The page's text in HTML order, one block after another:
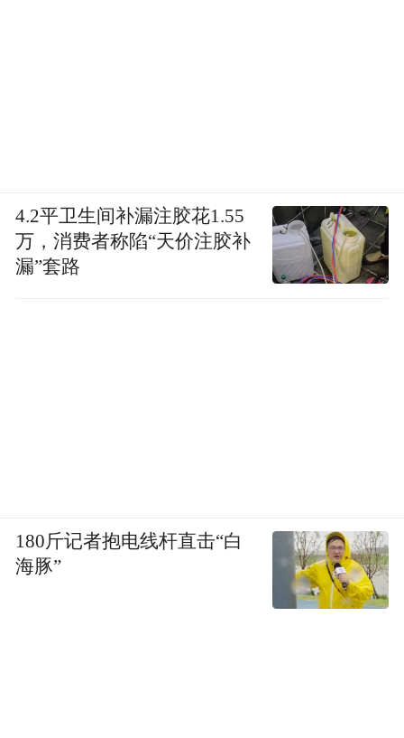
4.2平卫生间补漏注胶花1.55
万，消费者称陷“天价注胶补
漏”套路
180斤记者抱电线杆直击“白
海豚”